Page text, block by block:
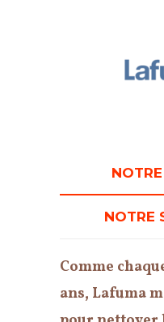
NOTRE
Comme
ans, Lafuma